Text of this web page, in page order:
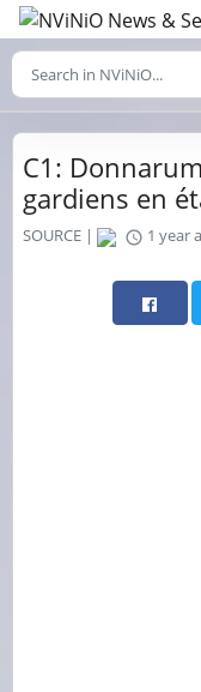
C1:
gardiens en
SOURCE | 1 year